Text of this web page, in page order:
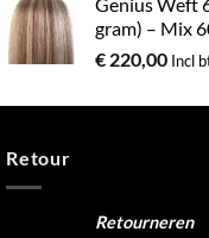
Genius Weft
gram) – Mix
€ 220,00 Incl
Retour
Retourneren